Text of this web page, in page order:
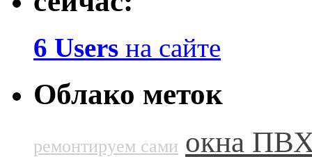
6 Users на сайте
Облако меток
ремонтируем сами окна